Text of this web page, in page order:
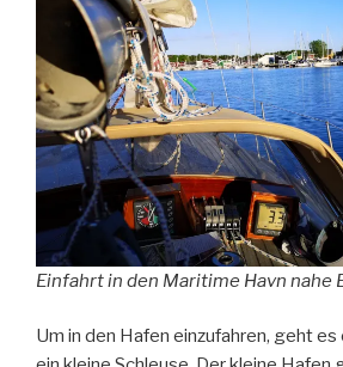
Einfahrt in den Maritime Havn nahe
Um in den Hafen einzufahren, geht